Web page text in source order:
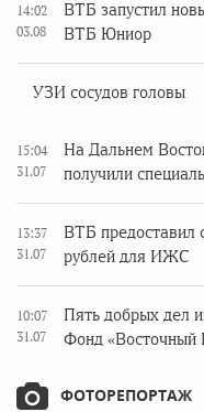
14:02
03.08
ВТБ запустил
ВТБ Юниор
УЗИ сосудов головы
15:04
31.07
На Дальнем
получили
13:37
31.07
ВТБ предоставил
рублей для ИЖС
10:07
31.07
Пять добрых дел
Фонд «Восточный
ФОТОРЕПОРТАЖ